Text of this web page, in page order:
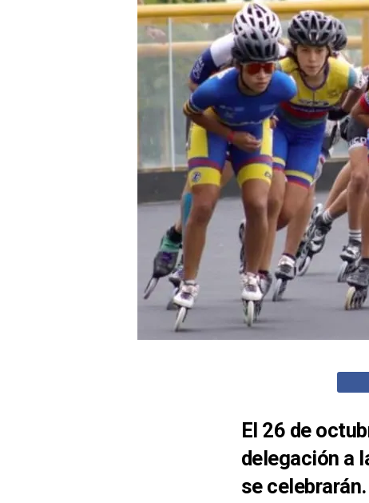
El 26 de
delegación a
se celebrarán.